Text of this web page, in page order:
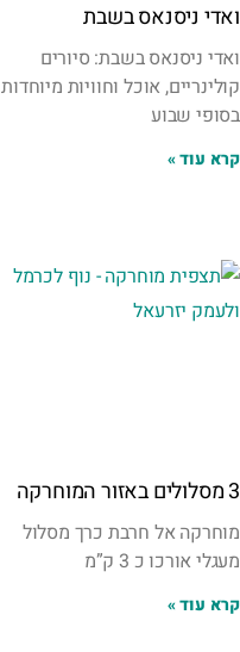
ואדי ניסנאס בשבת
ואדי ניסנאס בשבת: סיורים
קולינריים, אוכל וחוויות מיוחדות
בסופי שבוע
קרא עוד »
3 מסלולים באזור המוחרקה
מוחרקה אל חרבת כרך מסלול
מעגלי אורכו כ 3 ק”מ
קרא עוד »